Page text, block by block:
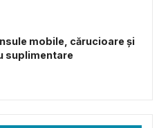
mobile, cărucioare și
suplimentare